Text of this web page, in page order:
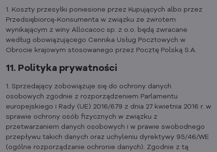
1. Koszty przesyłki poniesione przez Kupujących albo przez
Przedsiębiorcę-Konsumenta w związku ze zwrotem
wynikającym z winy Allocacoc sp. z o.o. będą zwracane
według obowiązującego Cennika Usług Pocztowych w
Obrocie krajowym stosowanego przez Pocztę Polską S.A.
11. Polityka prywatności
1. Sprzedający zobowiązuje się do ochrony danych
osobowych zgodnie z rozporządzeniem Parlamentu
europejskiego i Rady (UE) 2016/679 z dnia 27 kwietnia 2016 r. w
sprawie ochrony osób fizycznych w związku z
przetwarzaniem danych osobowych i w prawie swobodnego
przepływu takich danych oraz uchyleniu dyrektywy 95/46/WE
(ogólne rozporządzanie ochronie danych). Zgodnie z tą